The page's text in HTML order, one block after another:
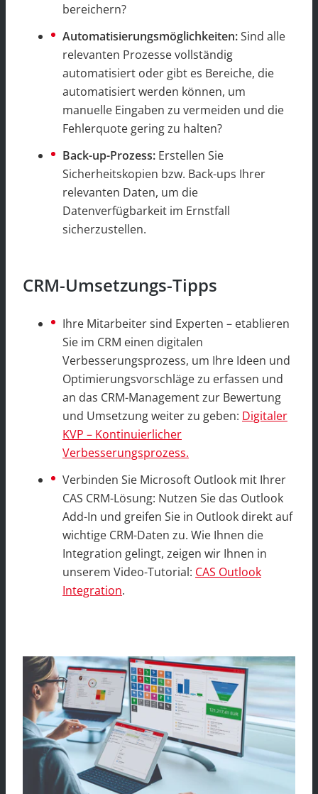
bereichern?
Automatisierungsmöglichkeiten:Sind alle
relevanten Prozesse vollständig
automatisiert oder gibt es Bereiche, die
automatisiert werden können, um
manuelle Eingaben zu vermeiden und die
Fehlerquote gering zu halten?
Back-up-Prozess: Erstellen Sie
Sicherheitskopien bzw. Back-ups Ihrer
relevanten Daten, um die
Datenverfügbarkeit im Ernstfall
sicherzustellen.
CRM-Umsetzungs-Tipps
Ihre Mitarbeiter sind Experten – etablieren
Sie im CRM einen digitalen
Verbesserungsprozess, um Ihre Ideen und
Optimierungsvorschläge zu erfassen und
an das CRM-Management zur Bewertung
und Umsetzung weiter zu geben: Digitaler
KVP – Kontinuierlicher
Verbesserungsprozess.
Verbinden Sie Microsoft Outlook mit Ihrer
CAS CRM-Lösung: Nutzen Sie das Outlook
Add-In und greifen Sie in Outlook direkt auf
wichtige CRM-Daten zu. Wie Ihnen die
Integration gelingt, zeigen wir Ihnen in
unserem Video-Tutorial: CAS Outlook
Integration.